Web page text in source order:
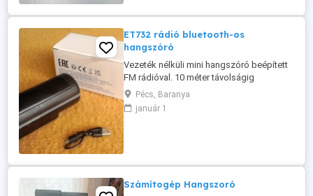
ET732 rádió bluetooth-os
hangszóró
Vezeték nélküli mini hangszóró beépített
FM rádióval. 10 méter távolságig
csatlakoztatható okostelefonhoz,
tablethez, számítógéphez Bluetooth 5.1
technológiával. Csatlakoztatható MP3
Pécs, Baranya
január 1
Számítogép Hangszoró